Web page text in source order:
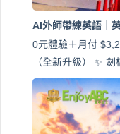
AI外師帶練英語｜
0元體驗＋月付
（全新升級） ✨